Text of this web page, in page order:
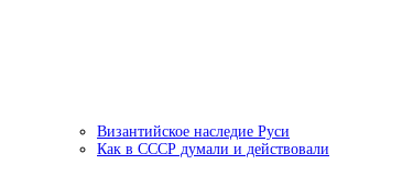
Византийское наследие Руси
Как в СССР думали и действовали